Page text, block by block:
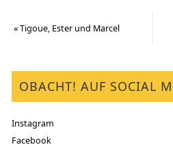
«Tigoue, Ester und Marcel
OBACHT! AUF SOCIAL
Instagram
Facebook